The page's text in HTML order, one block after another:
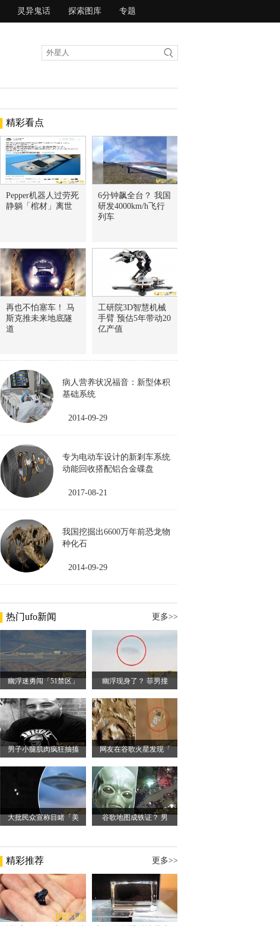
灵异鬼话 探索图库 专题
精彩看点
Pepper机器人过劳死
静躺「棺材」离世
6分钟飙全台？ 我国
研发4000km/h飞行
列车
再也不怕塞车！ 马
斯克推未来地底隧
道
工研院3D智慧机械
手臂 预估5年带动20
亿产值
病人营养状况福音：新型体积
基础系统
2014-09-29
专为电动车设计的新剎车系统
动能回收搭配铝合金碟盘
2017-08-21
我国挖掘出6600万年前恐龙物
种化石
2014-09-29
热门ufo新闻 更多>>
幽浮迷勇闯「51禁区」 幽浮现身了？ 菲男撞
男子小腿肌肉疯狂抽搐 网友在谷歌火星发现「
大批民众宣称目睹「美 谷歌地图成铁证？ 男
精彩推荐 更多>>